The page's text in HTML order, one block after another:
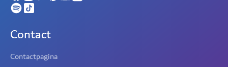
Contact
Contactpagina